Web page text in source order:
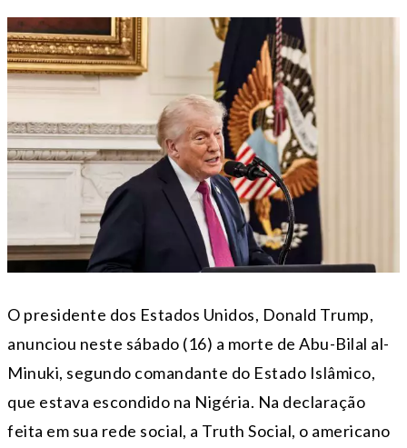
O presidente dos Estados Unidos, Donald Trump,
anunciou neste sábado (16) a morte de Abu-Bilal al-
Minuki, segundo comandante do Estado Islâmico,
que estava escondido na Nigéria. Na declaração
feita em sua rede social, a Truth Social, o americano